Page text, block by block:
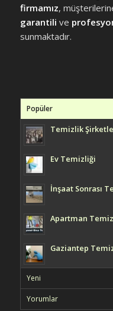
firmamız,
garantili ve
sunmaktadır.
Popüler
Temizlik
Ev Temizliği
İnşaat Sonrası
Apartman
Gaziantep
Yeni
Yorumlar